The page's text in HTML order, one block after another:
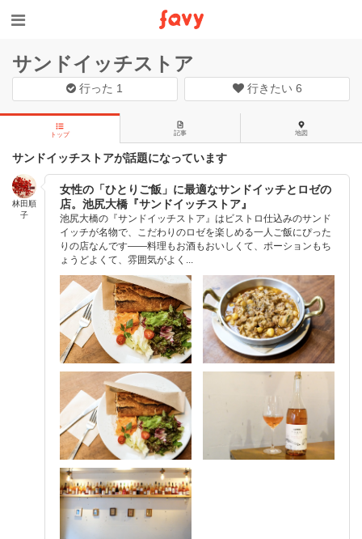
サンドイッチストア
行った 1 行きたい 6
トップ 記事 地図
サンドイッチストアが話題になっています
林田順
子
女性の「ひとりご飯」に最適なサンドイッチとロゼの
店。池尻大橋『サンドイッチストア』
池尻大橋の『サンドイッチストア』はビストロ仕込みのサンド
イッチが名物で、こだわりのロゼを楽しめる一人ご飯にぴった
りの店なんです——料理もお酒もおいしくて、ポーションもち
ょうどよくて、雰囲気がよく...